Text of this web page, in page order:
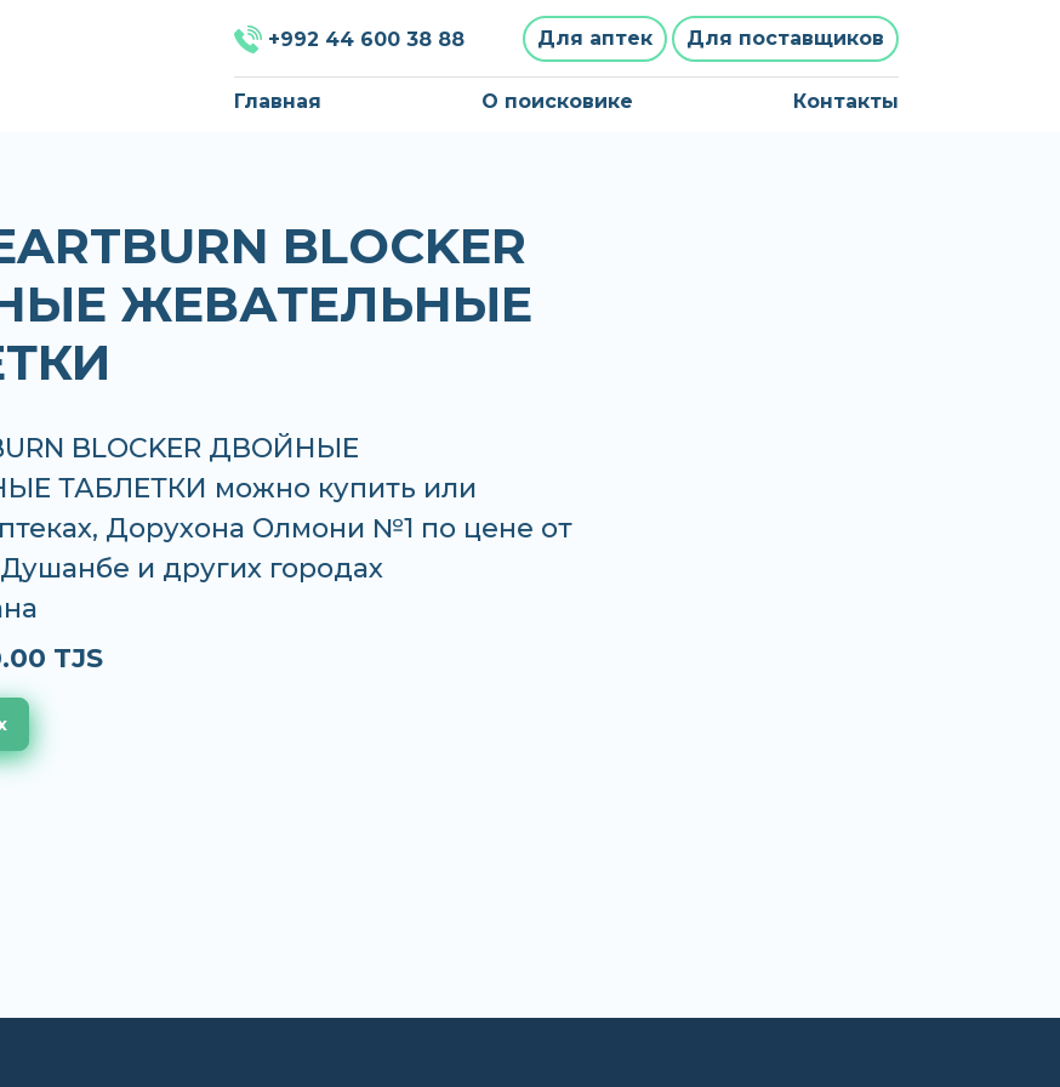
+992 44 600 38 88 Для аптек Для поставщиков
Главная О поисковике Контакты
BLOCKER
ЖЕВАТЕЛЬНЫЕ
BLOCKER ДВОЙНЫЕ
ТАБЛЕТКИ можно купить или
Дорухона Олмони №1 по цене от
Душанбе и других городах
TJS